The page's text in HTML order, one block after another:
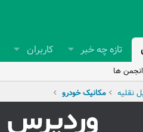
تازه چه خبر کاربران
ها
نقلیه مکانیک خودرو